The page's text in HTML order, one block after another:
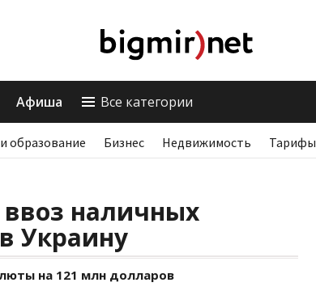
Афиша Все категории
образование Бизнес Недвижимость Тарифы
наличных
Украину
на 121 млн долларов